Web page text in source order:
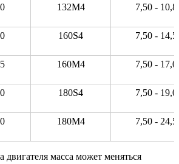
132М4 7,50 -
160S4 7,50 -
160М4 7,50 -
180S4 7,50 -
180М4 7,50 -
масса может меняться